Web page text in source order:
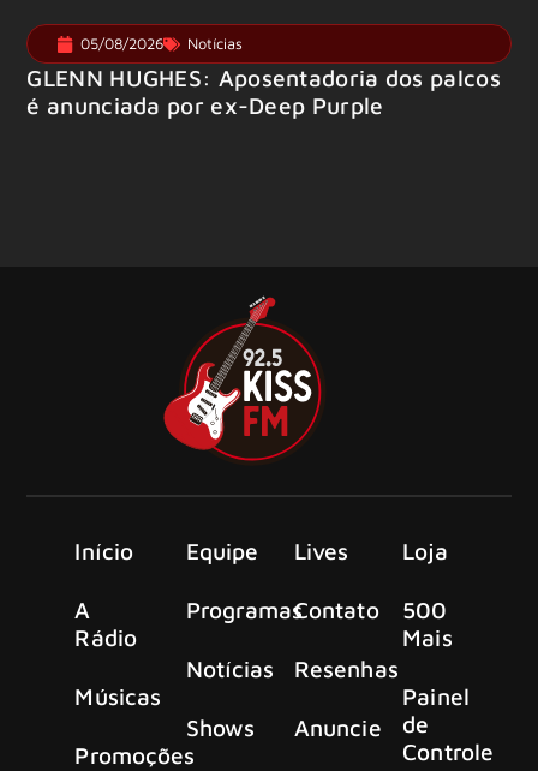
05/08/2026 Notícias
GLENN HUGHES: Aposentadoria dos palcos
é anunciada por ex-Deep Purple
Início
A
Rádio
Músicas
Promoções
Equipe
Programas
Notícias
Shows
Lives
Contato
Resenhas
Anuncie
Loja
500
Mais
Painel
de
Controle